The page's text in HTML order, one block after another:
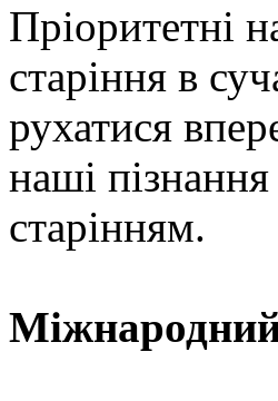
Пріоритетні
старіння в
рухатися
наші
старінням.